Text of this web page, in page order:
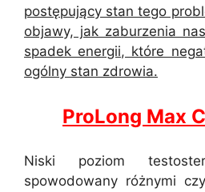
postępujący stan tego
objawy, jak zaburzenia
spadek energii, które
ogólny stan zdrowia.
ProLong Max C
Niski poziom
spowodowany różnymi